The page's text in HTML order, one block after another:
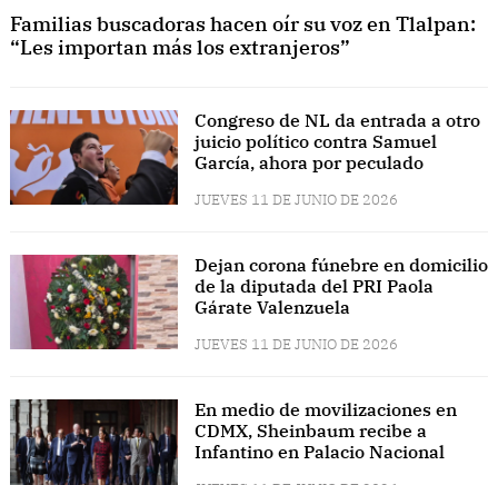
Familias buscadoras hacen oír su voz en Tlalpan:
“Les importan más los extranjeros”
Congreso de NL da entrada a otro
juicio político contra Samuel
García, ahora por peculado
JUEVES 11 DE JUNIO DE 2026
Dejan corona fúnebre en domicilio
de la diputada del PRI Paola
Gárate Valenzuela
JUEVES 11 DE JUNIO DE 2026
En medio de movilizaciones en
CDMX, Sheinbaum recibe a
Infantino en Palacio Nacional